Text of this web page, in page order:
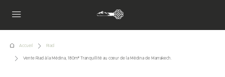
Accueil Riad
Vente Riad à la Médina, 180m² Tranquillité au cœur de la Médina de Marrakech.